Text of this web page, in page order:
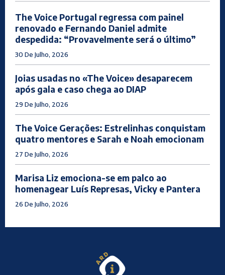
The Voice Portugal regressa com painel
renovado e Fernando Daniel admite
despedida: “Provavelmente será o último”
30 De Julho, 2026
Joias usadas no «The Voice» desaparecem
após gala e caso chega ao DIAP
29 De Julho, 2026
The Voice Gerações: Estrelinhas conquistam
quatro mentores e Sarah e Noah emocionam
27 De Julho, 2026
Marisa Liz emociona-se em palco ao
homenagear Luís Represas, Vicky e Pantera
26 De Julho, 2026